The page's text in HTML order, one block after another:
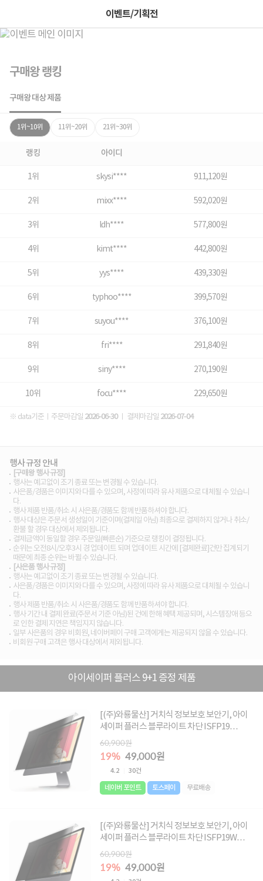
이벤트/기획전
구매왕 랭킹
구매왕 대상 제품
1위~10위 11위~20위 21위~30위
랭킹 아이디
1위 skysi**** 911,120원
2위 mixx**** 592,020원
3위 ldh**** 577,800원
4위 kimt**** 442,800원
5위 yys**** 439,330원
6위 typhoo**** 399,570원
7위 suyou**** 376,100원
8위 fri**** 291,840원
9위 siny**** 270,190원
10위 focu**** 229,650원
※ data기준ㅣ주문마감일 2026-06-30ㅣ 결제마감일 2026-07-04
행사 규정 안내
[구매왕 행사 규정]
행사는 예고없이 조기 종료 또는 변경될 수 있습니다.
사은품/경품은 이미지와 다를 수 있으며, 사정에 따라 유사 제품으로 대체될 수 있습니
다.
행사 제품 반품/취소 시 사은품/경품도 함께 반품하셔야 합니다.
행사 대상은 주문서 생성일이 기준이며(결제일 아님) 최종으로 결제하지 않거나 취소/
환불 할 경우 대상에서 제외됩니다.
결제금액이 동일할 경우 주문일(빠른순) 기준으로 랭킹이 결정됩니다.
순위는 오전8시/오후3시 경 업데이트 되며 업데이트 시간에 [결제완료]건만 집계되기
때문에 최종 순위는 바뀔 수 있습니다.
[사은품 행사 규정]
행사는 예고없이 조기 종료 또는 변경될 수 있습니다.
사은품/경품은 이미지와 다를 수 있으며, 사정에 따라 유사 제품으로 대체될 수 있습니
다.
행사 제품 반품/취소 시 사은품/경품도 함께 반품하셔야 합니다.
행사 기간 내 결제 완료(주문서 기준 아님)된 건에 한해 혜택 제공되며, 시스템장애 등으
로 인한 결제 지연은 책임지지 않습니다.
일부 사은품의 경우 비회원, 네이버페이 구매 고객에게는 제공되지 않을 수 있습니다.
비회원 구매 고객은 행사 대상에서 제외됩니다.
아이세이퍼 플러스 9+1 증정 제품
[(주)와룡물산] 거치식 정보보호 보안기, 아이
세이퍼 플러스 블루라이트 차단 ISFP19
[48.3cm] ▶ [19형] ◀
60,900원
19% 49,000원
4.2 30건
네이버 포인트 토스페이 무료배송
[(주)와룡물산] 거치식 정보보호 보안기, 아이
세이퍼 플러스 블루라이트 차단 ISFP19W
[48.3cm 와이드] ▶ [19형 와이드] ◀
60,900원
19% 49,000원